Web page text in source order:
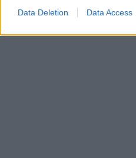
Data Deletion Data Access